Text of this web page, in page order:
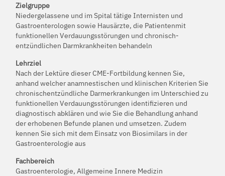
Zielgruppe
Niedergelassene und im Spital tätige Internisten und
Gastroenterologen sowie Hausärzte, die Patientenmit
funktionellen Verdauungsstörungen und chronisch-
entzündlichen Darmkrankheiten behandeln
Lehrziel
Nach der Lektüre dieser CME-Fortbildung kennen Sie,
anhand welcher anamnestischen und klinischen Kriterien Sie
chronischentzündliche Darmerkrankungen im Unterschied zu
funktionellen Verdauungsstörungen identifizieren und
diagnostisch abklären und wie Sie die Behandlung anhand
der erhobenen Befunde planen und umsetzen. Zudem
kennen Sie sich mit dem Einsatz von Biosimilars in der
Gastroenterologie aus
Fachbereich
Gastroenterologie, Allgemeine Innere Medizin